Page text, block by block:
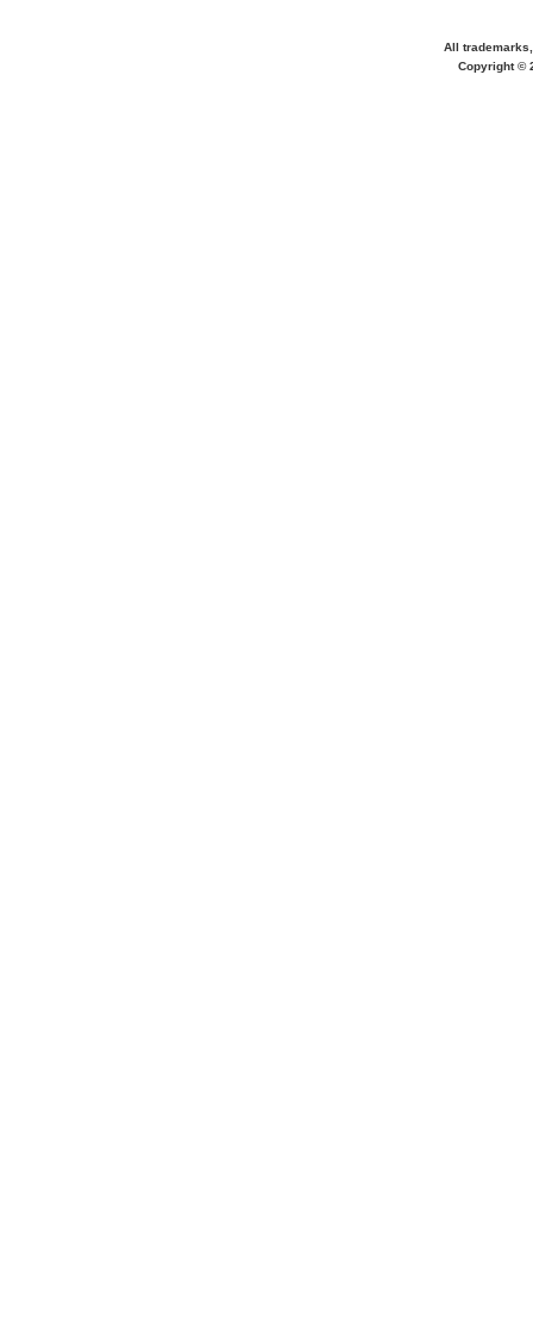
All
Copyright ©